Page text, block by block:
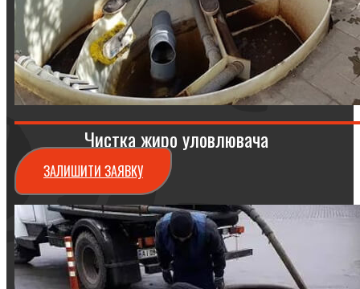
Чистка жиро уловлювача
ЗАЛИШИТИ ЗАЯВКУ